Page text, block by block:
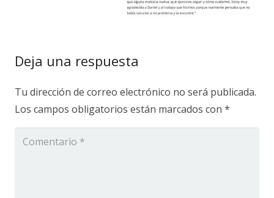
Deja una respuesta
Tu dirección de correo electrónico no será publicada.
Los campos obligatorios están marcados con *